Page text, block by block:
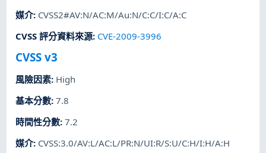
媒介: CVSS2#AV:N/AC:M/Au:N/C:C/I:C/A:C
CVSS 評分資料來源: CVE-2009-3996
CVSS v3
風險因素: High
基本分數:7.8
時間性分數:7.2
媒介: CVSS:3.0/AV:L/AC:L/PR:N/UI:R/S:U/C:H/I:H/A:H